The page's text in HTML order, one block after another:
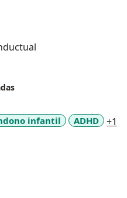
que tu salud
un gusto
infantil
ADHD +1